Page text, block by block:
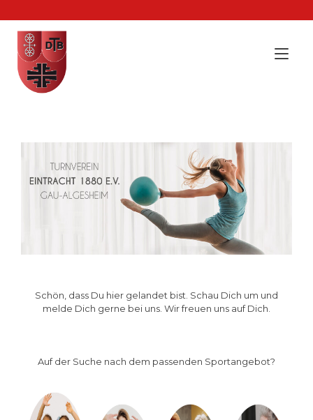
Inhalt
springen
Schön, dass Du hier gelandet bist. Schau Dich um und
melde Dich gerne bei uns. Wir freuen uns auf Dich.
Auf der Suche nach dem passenden Sportangebot?